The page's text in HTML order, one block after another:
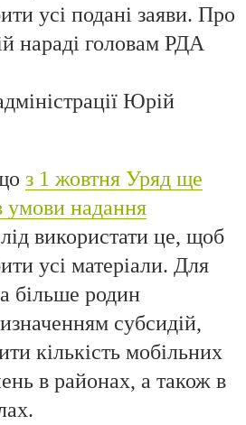
усі подані заяви. Про
нараді головам РДА
Юрій
з 1 жовтня Уряд ще
умови надання
використати це, щоб
усі матеріали. Для
більше родин
субсидій,
кількість мобільних
в районах, а також в